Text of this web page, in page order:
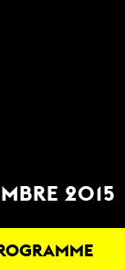
2015